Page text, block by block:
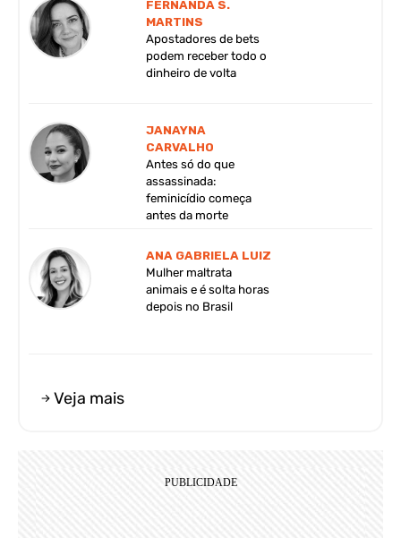
FERNANDA S.
MARTINS
Apostadores de bets
podem receber todo o
dinheiro de volta
JANAYNA
CARVALHO
Antes só do que
assassinada:
feminicídio começa
antes da morte
ANA GABRIELA LUIZ
Mulher maltrata
animais e é solta horas
depois no Brasil
Veja mais